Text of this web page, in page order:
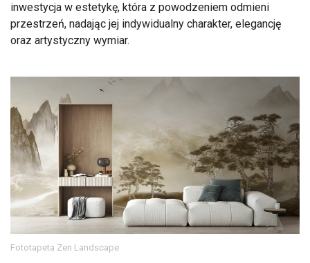
inwestycja w estetykę, która z powodzeniem odmieni
przestrzeń, nadając jej indywidualny charakter, elegancję
oraz artystyczny wymiar.
Fototapeta Zen Landscape